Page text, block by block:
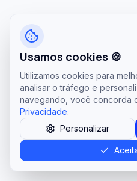
Usamos cookies 🍪
Utilizamos cookies para
analisar o tráfego e
navegando, você concorda
Privacidade.
Personalizar